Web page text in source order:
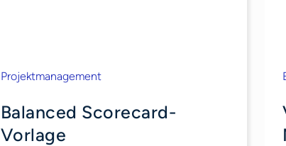
Projektmanagement
Balanced Scorecard-
Vorlage